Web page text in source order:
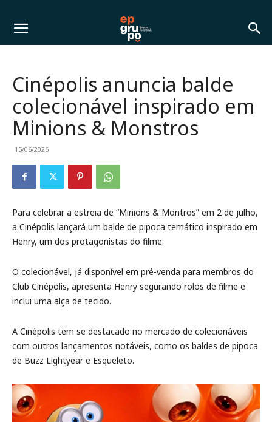
Cinépolis anuncia balde
colecionável inspirado em
Minions & Monstros
15/06/2026
Para celebrar a estreia de “Minions & Montros” em 2 de julho,
a Cinépolis lançará um balde de pipoca temático inspirado em
Henry, um dos protagonistas do filme.
O colecionável, já disponível em pré-venda para membros do
Club Cinépolis, apresenta Henry segurando rolos de filme e
inclui uma alça de tecido.
A Cinépolis tem se destacado no mercado de colecionáveis
com outros lançamentos notáveis, como os baldes de pipoca
de Buzz Lightyear e Esqueleto.